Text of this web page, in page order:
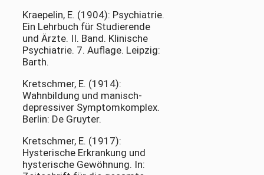
Kraepelin, E. (1904): Psychiatrie.
Ein Lehrbuch für Studierende
und Ärzte. II. Band. Klinische
Psychiatrie. 7. Auflage. Leipzig:
Barth.
Kretschmer, E. (1914):
Wahnbildung und manisch-
depressiver Symptomkomplex.
Berlin: De Gruyter.
Kretschmer, E. (1917):
Hysterische Erkrankung und
hysterische Gewöhnung. In: